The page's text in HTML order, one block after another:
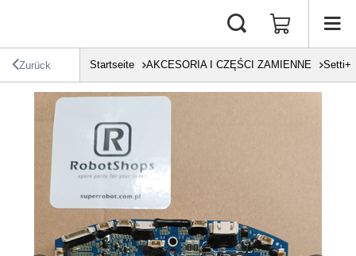
Zurück Startseite AKCESORIA I CZĘŚCI ZAMIENNE Setti+